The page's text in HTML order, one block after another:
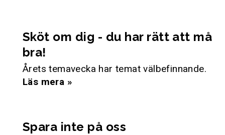
Sköt om dig - du har rätt att må
bra!
Årets temavecka har temat välbefinnande.
Läs mera »
Spara inte på oss